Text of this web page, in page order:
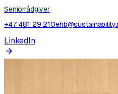
Seniorrådgiver
+47 481 29 210
LinkedIn